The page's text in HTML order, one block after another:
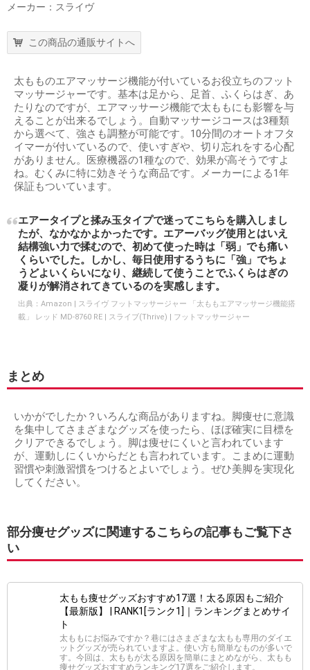
メーカー：スライヴ
この商品の通販サイトへ
太もものエアマッサージ機能が付いているお役立ちのフット
マッサージャーです。基本は足から、足首、ふくらはぎ、あ
たりなのですが、エアマッサージ機能で太ももにも影響を与
えることが出来るでしょう。自動マッサージコースは3種類
から選べて、強さも調整が可能です。10分間のオートオフタ
イマーが付いているので、使いすぎや、切り忘れをする心配
がありません。医療機器の1種なので、効果が高そうですよ
ね。むくみに特に効きそうな商品です。メーカーによる1年
保証もついています。
エアータイプと揉み玉タイプで迷ってこちらを購入しまし
たが、なかなかよかったです。エアーバッグ使用とはいえ
結構強い力で揉むので、初めて使った時は「弱」でも痛い
くらいでした。しかし、毎日使用するうちに「強」でちょ
うどよいくらいになり、継続して使うことでふくらはぎの
凝りが解消されてきているのを実感します。
出典： Amazon | スライヴ フットマッサージャー 「太ももエアマッサージ機能搭
載」 レッド MD-8760 RE | スライブ(Thrive) | フットマッサージャー
まとめ
いかがでしたか？いろんな商品がありますね。脚痩せに意識
を集中してさまざまなグッズを使ったら、ほぼ確実に目標を
クリアできるでしょう。脚は痩せにくいと言われています
が、運動しにくいからだとも言われています。こまめに運動
習慣や刺激習慣をつけるとよいでしょう。ぜひ美脚を実現化
してください。
部分痩せグッズに関連するこちらの記事もご覧下さ
い
太もも痩せグッズおすすめ17選！太る原因もご紹介
【最新版】 | RANK1[ランク1]｜ランキングまとめサイ
ト
太ももにお悩みですか？巷にはさまざまな太もも専用のダイエ
ットグッズが売られていますよ。使い方も簡単なものが多いで
す。今回は、太ももが太る原因を簡単にまとめながら、太もも
痩せグッズおすすめランキング17選をご紹介します。